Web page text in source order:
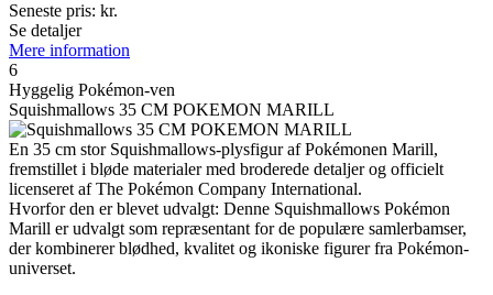
Seneste pris: kr.
Se detaljer
Mere information
6
Hyggelig Pokémon-ven
Squishmallows 35 CM POKEMON MARILL
En 35 cm stor Squishmallows-plysfigur af Pokémonen Marill,
fremstillet i bløde materialer med broderede detaljer og officielt
licenseret af The Pokémon Company International.
Hvorfor den er blevet udvalgt: Denne Squishmallows Pokémon
Marill er udvalgt som repræsentant for de populære samlerbamser,
der kombinerer blødhed, kvalitet og ikoniske figurer fra Pokémon-
universet.